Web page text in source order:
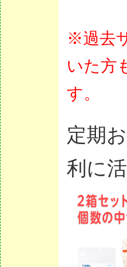
※過去
いた方
す。
定期
利に活